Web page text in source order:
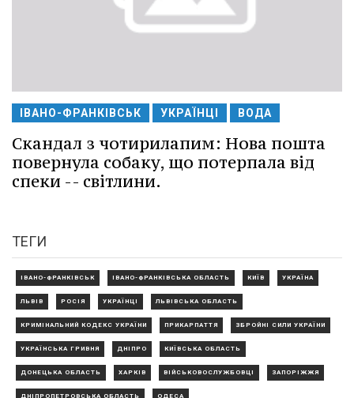
ІВАНО-ФРАНКІВСЬК УКРАЇНЦІ ВОДА
Скандал з чотирилапим: Нова пошта
повернула собаку, що потерпала від
спеки -- світлини.
ТЕГИ
ІВАНО-ФРАНКІВСЬК ІВАНО-ФРАНКІВСЬКА ОБЛАСТЬ КИЇВ УКРАЇНА
ЛЬВІВ РОСІЯ УКРАЇНЦІ ЛЬВІВСЬКА ОБЛАСТЬ
КРИМІНАЛЬНИЙ КОДЕКС УКРАЇНИ ПРИКАРПАТТЯ ЗБРОЙНІ СИЛИ УКРАЇНИ
УКРАЇНСЬКА ГРИВНЯ ДНІПРО КИЇВСЬКА ОБЛАСТЬ
ДОНЕЦЬКА ОБЛАСТЬ ХАРКІВ ВІЙСЬКОВОСЛУЖБОВЦІ ЗАПОРІЖЖЯ
ДНІПРОПЕТРОВСЬКА ОБЛАСТЬ ОДЕСА